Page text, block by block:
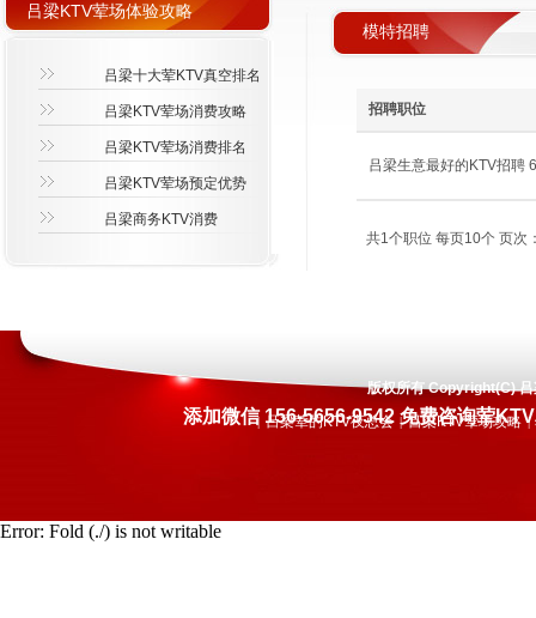
吕梁KTV荤场体验攻略
吕梁十大荤KTV真空排名
吕梁KTV荤场消费攻略
吕梁KTV荤场消费排名
吕梁KTV荤场预定优势
吕梁商务KTV消费
模特招聘
招聘职位
吕梁生意最好的KTV招聘
共1个职位 每页10个 页次
| 吕梁荤的KTV夜总会 |吕梁KTV荤场攻略 |
版权所有 Copyright(C)
添加微信 156-5656-9542 免费咨询荤
Error: Fold (./) is not writable